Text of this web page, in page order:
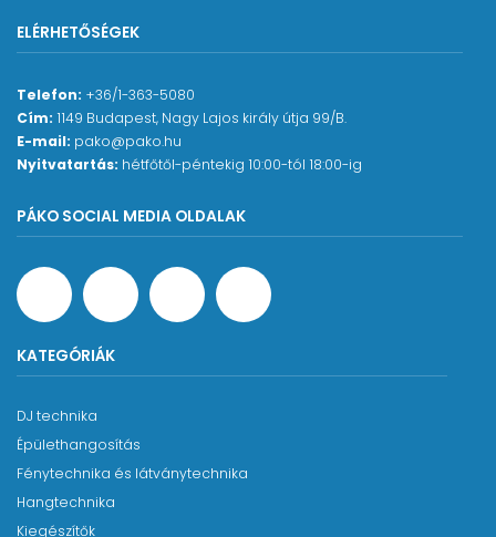
ELÉRHETŐSÉGEK
Telefon: +36/1-363-5080
Cím: 1149 Budapest, Nagy Lajos király útja 99/B.
E-mail: pako@pako.hu
Nyitvatartás: hétfőtől-péntekig 10:00-tól 18:00-ig
PÁKO SOCIAL MEDIA OLDALAK
KATEGÓRIÁK
DJ technika
Épülethangosítás
Fénytechnika és látványtechnika
Hangtechnika
Kiegészítők